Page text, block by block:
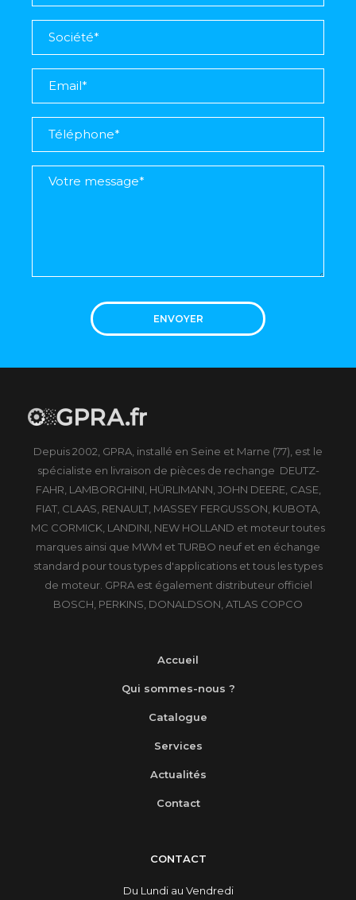
ENVOYER
Depuis 2002, GPRA, installé en Seine et Marne (77), est le
spécialiste en livraison de pièces de rechange DEUTZ-
FAHR, LAMBORGHINI, HÜRLIMANN, JOHN DEERE, CASE,
FIAT, CLAAS, RENAULT, MASSEY FERGUSSON, KUBOTA,
MC CORMICK, LANDINI, NEW HOLLAND et moteur toutes
marques ainsi que MWM et TURBO neuf et en échange
standard pour tous types d'applications et tous les types
de moteur. GPRA est également distributeur officiel
BOSCH, PERKINS, DONALDSON, ATLAS COPCO
Accueil
Qui sommes-nous ?
Catalogue
Services
Actualités
Contact
CONTACT
Du Lundi au Vendredi